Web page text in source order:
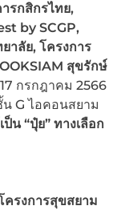
รกสิกรไทย,
by SCGP,
าลัย, โครงการ
สุขรักษ์
กรกฎาคม 2566
G ไอคอนสยาม
น “ปุ๋ย” ทางเลือก
รงการสุขสยาม